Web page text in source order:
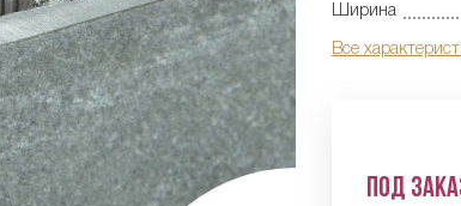
Ширина
Все
Под